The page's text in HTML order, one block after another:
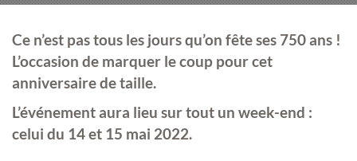
Ce n’est pas tous les jours qu’on fête ses 750 ans !
L’occasion de marquer le coup pour cet
anniversaire de taille.
L’événement aura lieu sur tout un week-end :
celui du 14 et 15 mai 2022.